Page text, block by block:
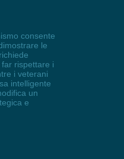
consente
le
rispettare i
i veterani
intelligente
un
e